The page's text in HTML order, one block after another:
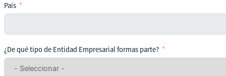
País
¿De qué tipo de Entidad Empresarial formas parte?